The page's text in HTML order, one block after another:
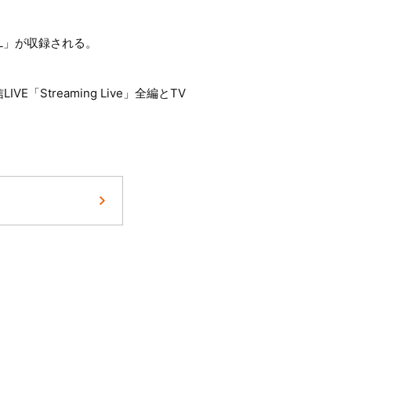
が収録される。
「Streaming Live」全編とTV